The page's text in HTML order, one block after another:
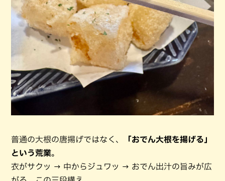
普通の大根の唐揚げではなく、
「おでん大根を揚げる」
という荒業。
衣がサクッ → 中からジュワッ → おでん出汁の旨みが広